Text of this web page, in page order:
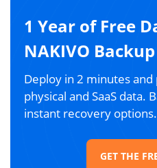
1 Year of Free
NAKIVO
Deploy in 2 minutes
physical and SaaS data.
instant recovery options.
GET THE